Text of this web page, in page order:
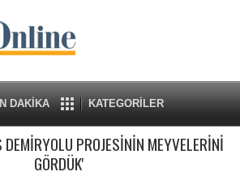
DAKİKA KATEGORİLER
PROJESİNİN MEYVELERİNİ
GÖRDÜK'